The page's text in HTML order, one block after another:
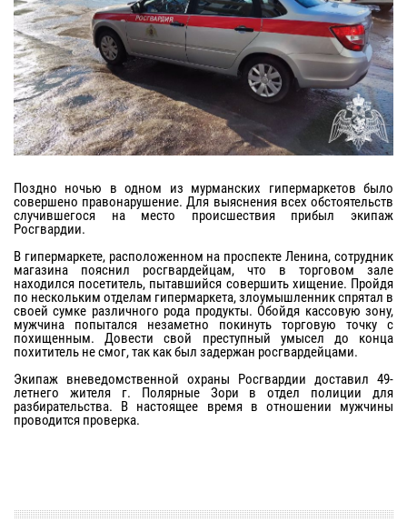
Поздно ночью в одном из мурманских гипермаркетов было
совершено правонарушение. Для выяснения всех обстоятельств
случившегося на место происшествия прибыл экипаж
Росгвардии.
В гипермаркете, расположенном на проспекте Ленина, сотрудник
магазина пояснил росгвардейцам, что в торговом зале
находился посетитель, пытавшийся совершить хищение. Пройдя
по нескольким отделам гипермаркета, злоумышленник спрятал в
своей сумке различного рода продукты. Обойдя кассовую зону,
мужчина попытался незаметно покинуть торговую точку с
похищенным. Довести свой преступный умысел до конца
похититель не смог, так как был задержан росгвардейцами.
Экипаж вневедомственной охраны Росгвардии доставил 49-
летнего жителя г. Полярные Зори в отдел полиции для
разбирательства. В настоящее время в отношении мужчины
проводится проверка.